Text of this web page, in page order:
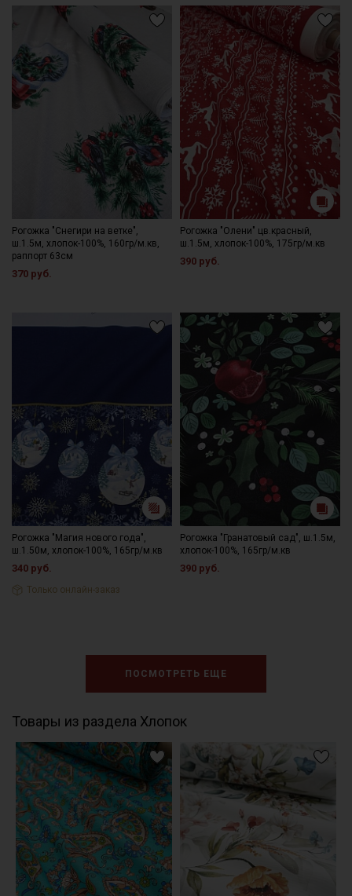
Рогожка "Снегири на ветке",
ш.1.5м, хлопок-100%, 160гр/м.кв,
раппорт 63см
370 руб.
Рогожка "Олени" цв.красный,
ш.1.5м, хлопок-100%, 175гр/м.кв
390 руб.
Рогожка "Магия нового года",
ш.1.50м, хлопок-100%, 165гр/м.кв
340 руб.
Только онлайн-заказ
Рогожка "Гранатовый сад", ш.1.5м,
хлопок-100%, 165гр/м.кв
390 руб.
ПОСМОТРЕТЬ ЕЩЕ
Товары из раздела Хлопок